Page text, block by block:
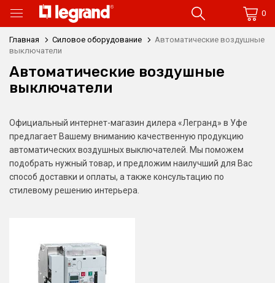
0
Главная Силовое оборудование
Автоматические воздушные
выключатели
Автоматические воздушные
выключатели
Официальный интернет-магазин дилера «Легранд» в Уфе
предлагает Вашему вниманию качественную продукцию
автоматических воздушных выключателей. Мы поможем
подобрать нужный товар, и предложим наилучший для Вас
способ доставки и оплаты, а также консультацию по
стилевому решению интерьера.